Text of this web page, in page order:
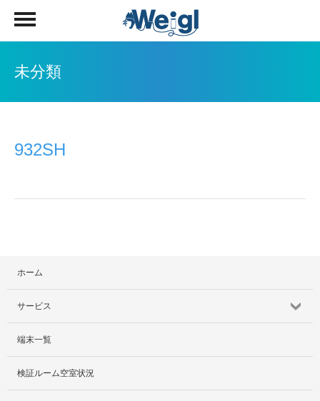
未分類
932SH
ホーム
サービス
サービス紹介
社外貸出プラン
端末一覧
検証ルーム空室状況